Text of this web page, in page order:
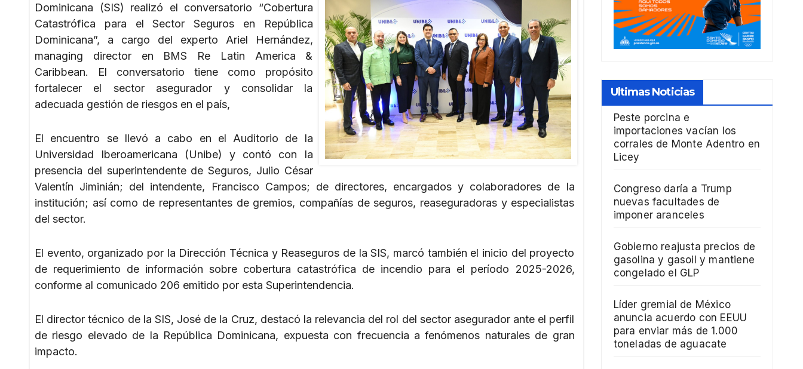
Dominicana (SIS) realizó el conversatorio “Cobertura
Catastrófica para el Sector Seguros en República
Dominicana”, a cargo del experto Ariel Hernández,
managing director en BMS Re Latin America &
Caribbean. El conversatorio tiene como propósito
fortalecer el sector asegurador y consolidar la
adecuada gestión de riesgos en el país,
El encuentro se llevó a cabo en el Auditorio de la
Universidad Iberoamericana (Unibe) y contó con la
presencia del superintendente de Seguros, Julio César
Valentín Jiminián; del intendente, Francisco Campos; de directores, encargados y colaboradores de la
institución; así como de representantes de gremios, compañías de seguros, reaseguradoras y especialistas
del sector.
El evento, organizado por la Dirección Técnica y Reaseguros de la SIS, marcó también el inicio del proyecto
de requerimiento de información sobre cobertura catastrófica de incendio para el período 2025-2026,
conforme al comunicado 206 emitido por esta Superintendencia.
El director técnico de la SIS, José de la Cruz, destacó la relevancia del rol del sector asegurador ante el perfil
de riesgo elevado de la República Dominicana, expuesta con frecuencia a fenómenos naturales de gran
impacto.
Ultimas Noticias
Peste porcina e
importaciones vacían los
corrales de Monte Adentro en
Licey
Congreso daría a Trump
nuevas facultades de
imponer aranceles
Gobierno reajusta precios de
gasolina y gasoil y mantiene
congelado el GLP
Líder gremial de México
anuncia acuerdo con EEUU
para enviar más de 1.000
toneladas de aguacate